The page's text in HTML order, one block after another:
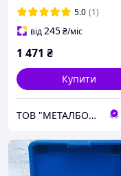
5.0 (1)
від245₴/міс
1 471 ₴
Купити
ТОВ "МЕТАЛБОКС"